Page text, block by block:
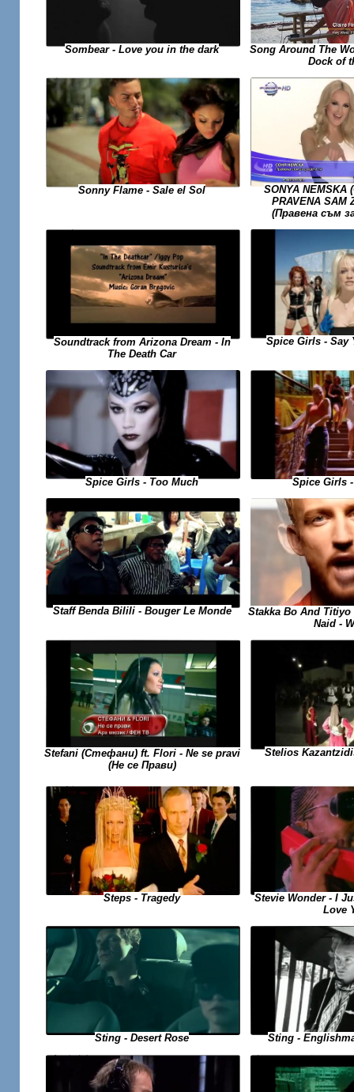
Sombear - Love you in the dark
Song Around The
Dock of
Sonny Flame - Sale el Sol
SONYA NEMSKA
PRAVENA SAM
(Правена съм
Soundtrack from Arizona Dream - In
The Death Car
Spice Girls - Say
Spice Girls - Too Much Spice Girls
Staff Benda Bilili - Bouger Le Monde
Stakka Bo And
Naid -
Stefani (Стефани) ft. Flori - Ne se pravi
(Не се Прави)
Stelios
Steps - Tragedy
Stevie Wonder - I
Love
Sting - Desert Rose Sting -